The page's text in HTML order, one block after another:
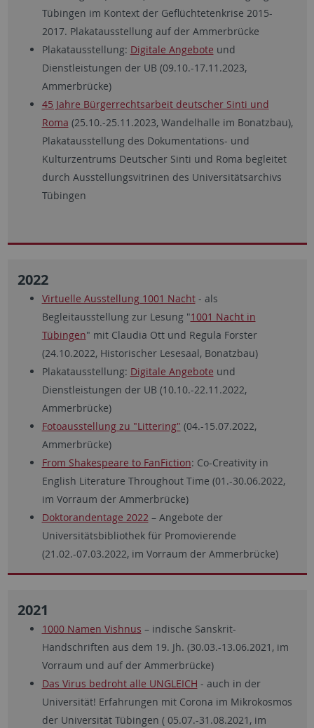
Tübingen im Kontext der Geflüchtetenkrise 2015-
2017. Plakatausstellung auf der Ammerbrücke
Plakatausstellung: Digitale Angebote und
Dienstleistungen der UB (09.10.-17.11.2023,
Ammerbrücke)
45 Jahre Bürgerrechtsarbeit deutscher Sinti und
Roma (25.10.-25.11.2023, Wandelhalle im Bonatzbau),
Plakatausstellung des Dokumentations- und
Kulturzentrums Deutscher Sinti und Roma begleitet
durch Ausstellungsvitrinen des Universitätsarchivs
Tübingen
2022
Virtuelle Ausstellung 1001 Nacht- als
Begleitausstellung zur Lesung "1001 Nacht in
Tübingen" mit Claudia Ott und Regula Forster
(24.10.2022, Historischer Lesesaal, Bonatzbau)
Plakatausstellung: Digitale Angebote und
Dienstleistungen der UB (10.10.-22.11.2022,
Ammerbrücke)
Fotoausstellung zu "Littering" (04.-15.07.2022,
Ammerbrücke)
From Shakespeare to FanFiction: Co-Creativity in
English Literature Throughout Time (01.-30.06.2022,
im Vorraum der Ammerbrücke)
Doktorandentage 2022– Angebote der
Universitätsbibliothek für Promovierende
(21.02.-07.03.2022, im Vorraum der Ammerbrücke)
2021
1000 Namen Vishnus – indische Sanskrit-
Handschriften aus dem 19. Jh. (30.03.-13.06.2021, im
Vorraum und auf der Ammerbrücke)
Das Virus bedroht alle UNGLEICH - auch in der
Universität! Erfahrungen mit Corona im Mikrokosmos
der Universität Tübingen ( 05.07.-31.08.2021, im